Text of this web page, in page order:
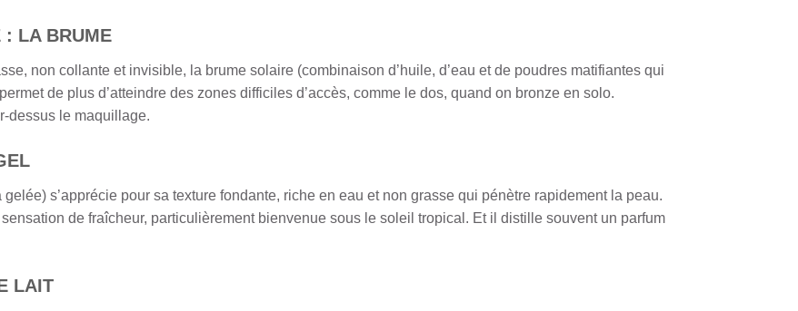
: LA BRUME
non collante et invisible, la brume solaire (combinaison d’huile, d’eau et de poudres matifiantes qui
de plus d’atteindre des zones difficiles d’accès, comme le dos, quand on bronze en solo.
dessus le maquillage.
s’apprécie pour sa texture fondante, riche en eau et non grasse qui pénètre rapidement la peau.
de fraîcheur, particulièrement bienvenue sous le soleil tropical. Et il distille souvent un parfum
LAIT